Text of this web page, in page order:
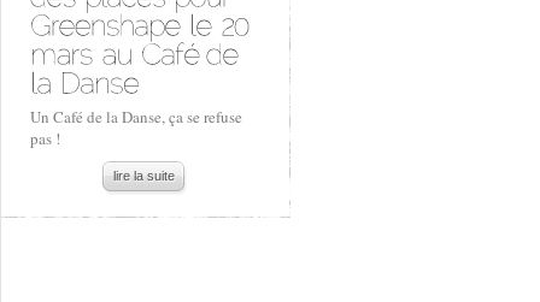
Un Café de la Danse, ça se refuse
pas !
lire la suite